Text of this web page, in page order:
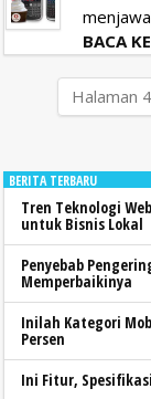
BACA
Halaman
BERITA TERBARU
Tren Teknologi
untuk Bisnis Lokal
Penyebab
Memperbaikinya
Inilah Kategori
Persen
Ini Fitur,